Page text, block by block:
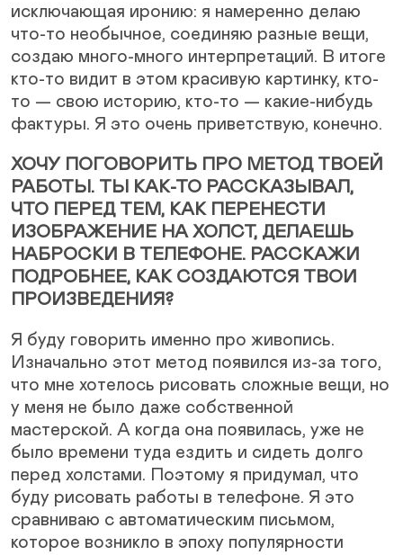
исключающая иронию: я намеренно делаю
что-то необычное, соединяю разные вещи,
создаю много-много интерпретаций. В итоге
кто-то видит в этом красивую картинку, кто-
то — свою историю, кто-то — какие-нибудь
фактуры. Я это очень приветствую, конечно.
ХОЧУ ПОГОВОРИТЬ ПРО МЕТОД ТВОЕЙ
РАБОТЫ. ТЫ КАК-ТО РАССКАЗЫВАЛ,
ЧТО ПЕРЕД ТЕМ, КАК ПЕРЕНЕСТИ
ИЗОБРАЖЕНИЕ НА ХОЛСТ, ДЕЛАЕШЬ
НАБРОСКИ В ТЕЛЕФОНЕ. РАССКАЖИ
ПОДРОБНЕЕ, КАК СОЗДАЮТСЯ ТВОИ
ПРОИЗВЕДЕНИЯ?
Я буду говорить именно про живопись.
Изначально этот метод появился из-за того,
что мне хотелось рисовать сложные вещи, но
у меня не было даже собственной
мастерской. А когда она появилась, уже не
было времени туда ездить и сидеть долго
перед холстами. Поэтому я придумал, что
буду рисовать работы в телефоне. Я это
сравниваю с автоматическим письмом,
которое возникло в эпоху популярности